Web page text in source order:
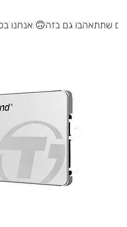
אנחנו בטוחים שתתאהבו גם בזה 🙃